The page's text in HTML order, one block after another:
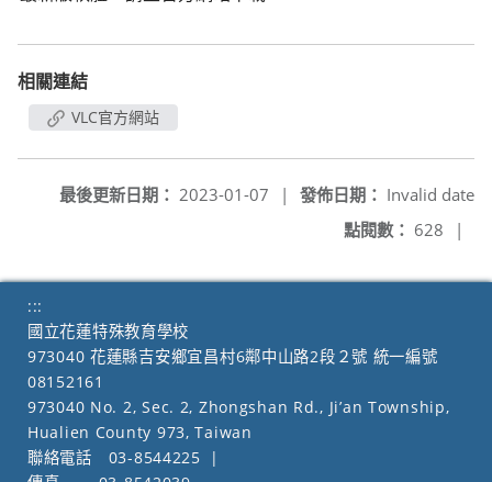
相關連結
VLC官方網站
發佈日期： Invalid date
最後更新日期： 2023-01-07
|
點閱數： 628 |
:::
國立花蓮特殊教育學校
973040 花蓮縣吉安鄉宜昌村6鄰中山路2段２號 統一編號
08152161
973040 No. 2, Sec. 2, Zhongshan Rd., Ji’an Township,
Hualien County 973, Taiwan
聯絡電話
03-8544225
|